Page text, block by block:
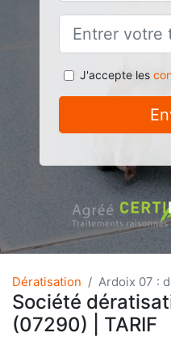
J'accepte les
Dératisation Ardoix 07 :
Société
(07290) | TARIF